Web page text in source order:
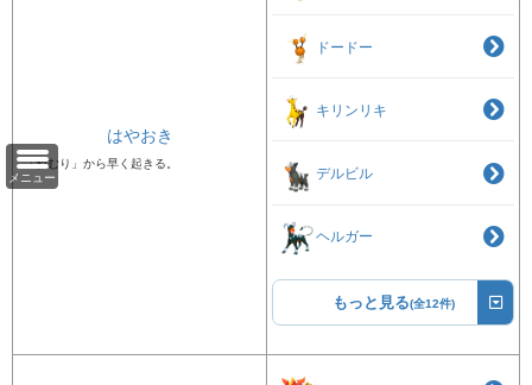
メニュー
はやおき
「ねむり」から早く起きる。
ドードー
キリンリキ
デルビル
ヘルガー
もっと見る(全12件)